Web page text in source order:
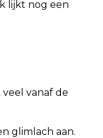
lijkt nog een
veel vanaf de
glimlach aan.